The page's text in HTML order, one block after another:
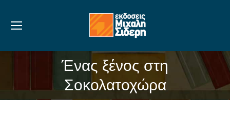
Ένας ξένος στη
Σοκολατοχώρα
You are here: